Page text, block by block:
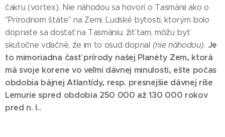
čakru (vortex). Nie náhodou sa hovorí o Tasmánii ako o
"Prírodnom štáte" na Zemi. Ľudské bytosti, ktorým bolo
dopriate sa dostať na Tasmániu, žiť tam, môžu byť
skutočne vďačné, že im to osud doprial (nie náhodou). Je
to mimoriadna časť prírody našej Planéty Zem, ktorá
má svoje korene vo veľmi dávnej minulosti, ešte počas
obdobia bájnej Atlantídy, resp. presnejšie dávnej ríše
Lemurie spred obdobia 250 000 až 130 000 rokov
pred n. l..